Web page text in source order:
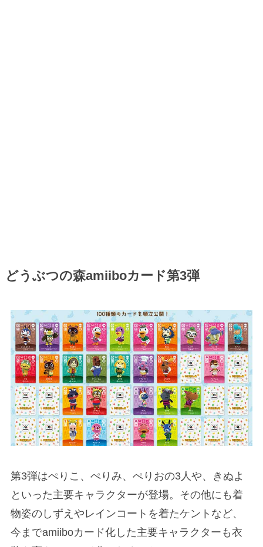
どうぶつの森amiiboカード第3弾
第3弾はぺりこ、ぺりみ、ぺりおの3人や、きぬよ
といった主要キャラクターが登場。その他にも着
物姿のしずえやレインコートを着たケントなど、
今までamiiboカード化した主要キャラクターも衣